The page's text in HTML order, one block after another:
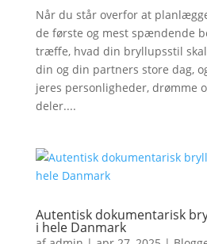
Når du står overfor at
de første og mest spændende
træffe, hvad din bryllupsstil
din og din partners store dag,
jeres personligheder, drømme
deler....
Autentisk dokumentarisk
i hele Danmark